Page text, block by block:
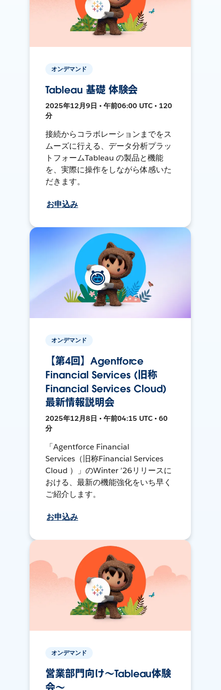
オンデマンド
Tableau 基礎 体験会
2025年12月9日 • 午前06:00 UTC • 120
分
接続からコラボレーションまでをス
ムーズに行える、データ分析プラッ
トフォームTableau の製品と機能
を、実際に操作をしながら体感いた
だきます。
お申込み
オンデマンド
【第4回】Agentforce
Financial Services (旧称
Financial Services Cloud)
最新情報説明会
2025年12月8日 • 午前04:15 UTC • 60
分
「Agentforce Financial
Services（旧称Financial Services
Cloud ）」のWinter ’26リリースに
おける、最新の機能強化をいち早く
ご紹介します。
お申込み
オンデマンド
営業部門向け〜Tableau体験
会〜